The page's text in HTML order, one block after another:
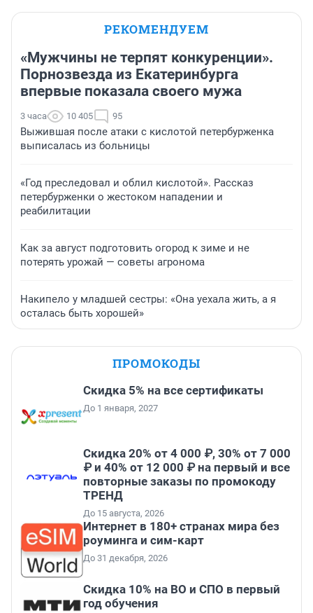
РЕКОМЕНДУЕМ
«Мужчины не терпят конкуренции».
Порнозвезда из Екатеринбурга
впервые показала своего мужа
3 часа 10 405 95
Выжившая после атаки с кислотой петербурженка
выписалась из больницы
«Год преследовал и облил кислотой». Рассказ
петербурженки о жестоком нападении и
реабилитации
Как за август подготовить огород к зиме и не
потерять урожай — советы агронома
Накипело у младшей сестры: «Она уехала жить, а я
осталась быть хорошей»
ПРОМОКОДЫ
Скидка 5% на все сертификаты
До 1 января, 2027
Скидка 20% от 4 000 ₽, 30% от 7 000
₽ и 40% от 12 000 ₽ на первый и все
повторные заказы по промокоду
ТРЕНД
До 15 августа, 2026
Интернет в 180+ странах мира без
роуминга и сим-карт
До 31 декабря, 2026
Скидка 10% на ВО и СПО в первый
год обучения